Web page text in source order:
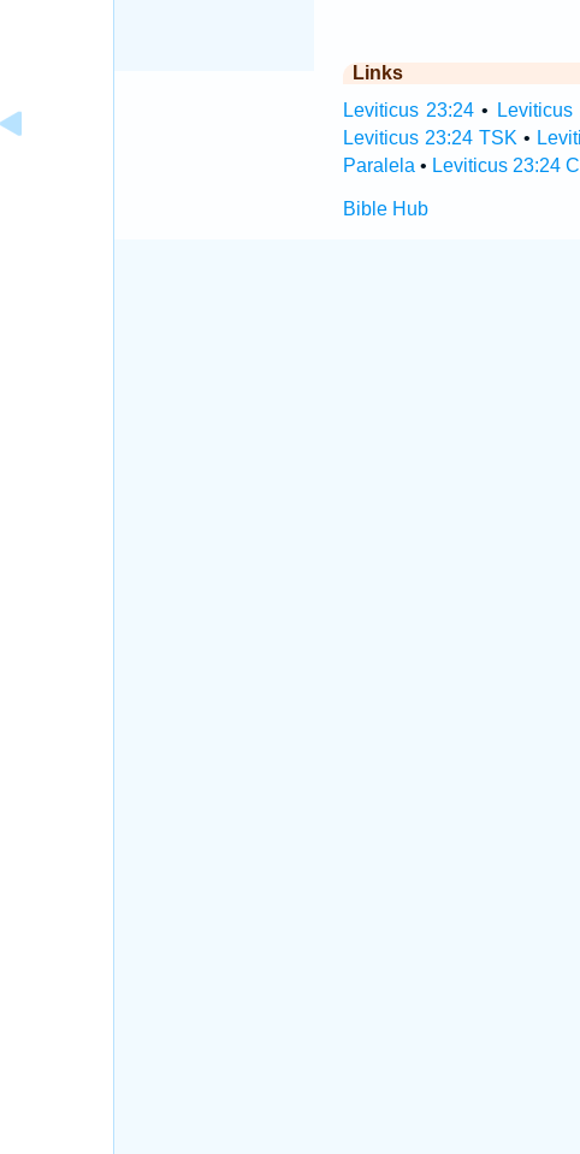
Links
Leviticus 23:24•
Leviticus 23:24 TSK •
Paralela • Leviticus 23:24
Bible Hub